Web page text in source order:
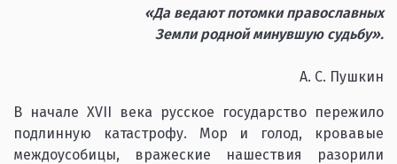
«Да ведают потомки православных
Земли родной минувшую судьбу».
А. С. Пушкин
В начале XVII века русское государство пережило
подлинную катастрофу. Мор и голод, кровавые
междоусобицы, вражеские нашествия разорили